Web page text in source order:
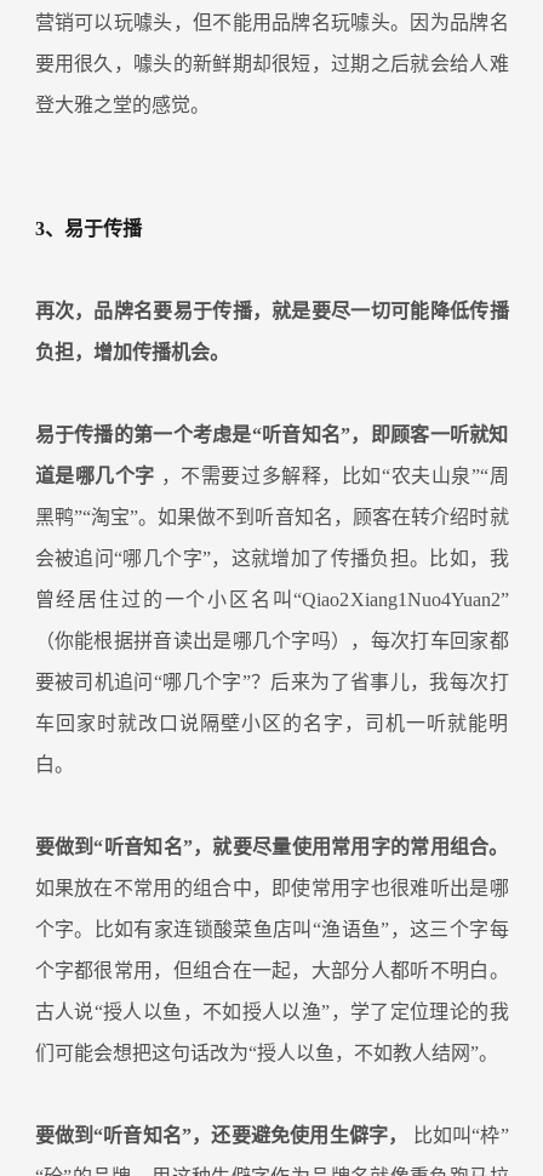
营销可以玩噱头，但不能用品牌名玩噱头。因为品牌名
要用很久，噱头的新鲜期却很短，过期之后就会给人难
登大雅之堂的感觉。
3、易于传播
再次，品牌名要易于传播，就是要尽一切可能降低传播
负担，增加传播机会。
易于传播的第一个考虑是“听音知名”，即顾客一听就知
道是哪几个字 ，不需要过多解释，比如“农夫山泉”“周
黑鸭”“淘宝”。如果做不到听音知名，顾客在转介绍时就
会被追问“哪几个字”，这就增加了传播负担。比如，我
曾经居住过的一个小区名叫“Qiao2Xiang1Nuo4Yuan2”
（你能根据拼音读出是哪几个字吗），每次打车回家都
要被司机追问“哪几个字”？后来为了省事儿，我每次打
车回家时就改口说隔壁小区的名字，司机一听就能明
白。
要做到“听音知名”，就要尽量使用常用字的常用组合。
如果放在不常用的组合中，即使常用字也很难听出是哪
个字。比如有家连锁酸菜鱼店叫“渔语鱼”，这三个字每
个字都很常用，但组合在一起，大部分人都听不明白。
古人说“授人以鱼，不如授人以渔”，学了定位理论的我
们可能会想把这句话改为“授人以鱼，不如教人结网”。
要做到“听音知名”，还要避免使用生僻字，
比如叫“枠”